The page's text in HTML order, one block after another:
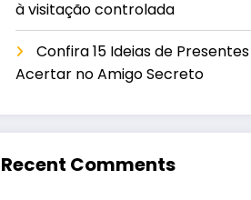
à visitação controlada
Confira 15 Ideias de
Acertar no Amigo Secreto
Recent Comments